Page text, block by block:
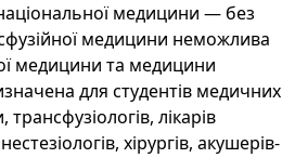
медицини — без
медицини неможлива
медицини та медицини
для студентів медичних
трансфузіологів, лікарів
хірургів, акушерів-